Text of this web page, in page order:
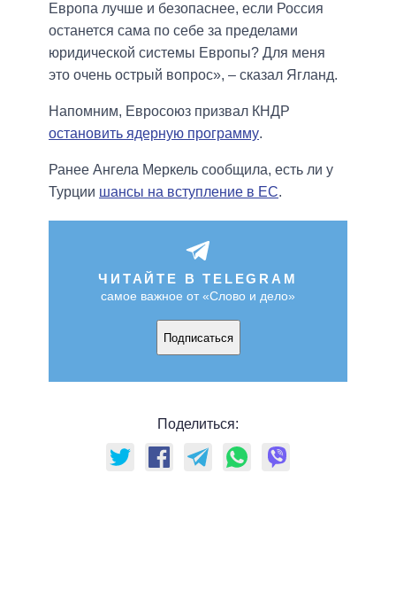
Европа лучше и безопаснее, если Россия
останется сама по себе за пределами
юридической системы Европы? Для меня
это очень острый вопрос», – сказал Ягланд.
Напомним, Евросоюз призвал КНДР
остановить ядерную программу.
Ранее Ангела Меркель сообщила, есть ли у
Турции шансы на вступление в ЕС.
ЧИТАЙТЕ В TELEGRAM
самое важное от «Слово и дело»
Подписаться
Поделиться: